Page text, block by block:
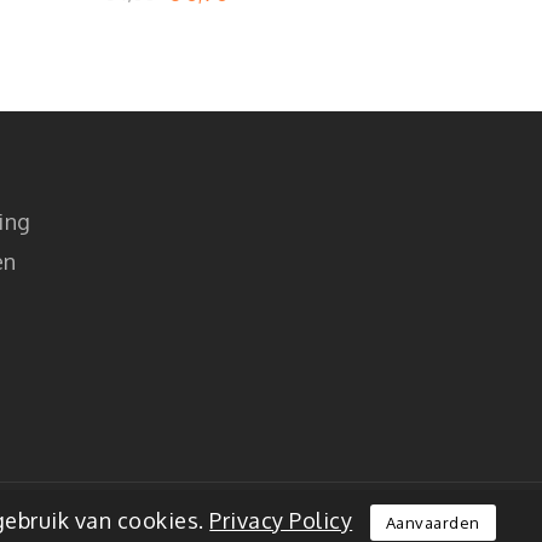
van cookies. Privacy Policy Aanvaarden